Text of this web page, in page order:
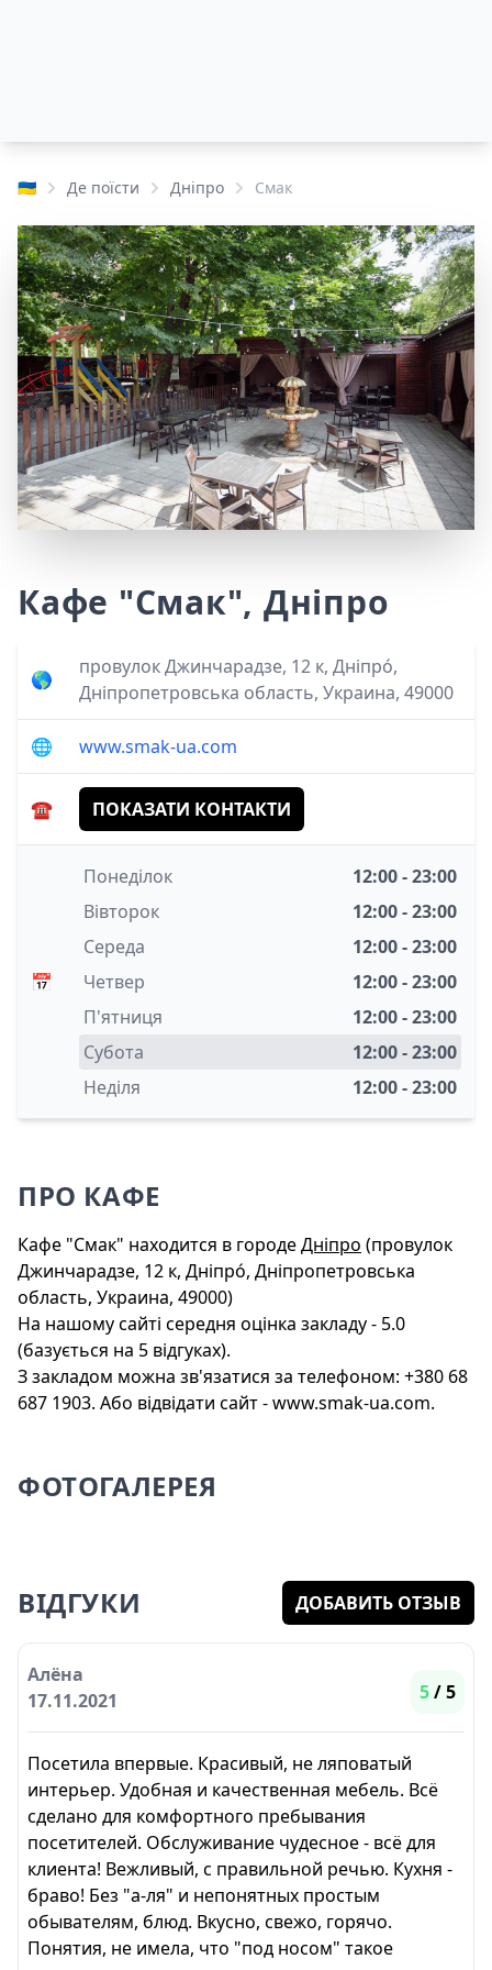
🇺🇦 Де поїсти Дніпро Смак
Кафе "Смак", Дніпро
🌎
провулок Джинчарадзе, 12 к, Дніпро́,
Дніпропетровська область, Украина, 49000
🌐 www.smak-ua.com
☎️ ПОКАЗАТИ КОНТАКТИ
📅
Понеділок
12:00 - 23:00
Вівторок
12:00 - 23:00
Середа
12:00 - 23:00
Четвер
12:00 - 23:00
П'ятниця
12:00 - 23:00
Субота
12:00 - 23:00
Неділя
12:00 - 23:00
ПРО КАФЕ
Кафе "Смак" находится в городеДніпро (провулок
Джинчарадзе, 12 к, Дніпро́, Дніпропетровська
область, Украина, 49000)
На нашому сайті середня оцінка закладу - 5.0
(базується на 5 відгуках).
З закладом можна зв'язатися за телефоном: +380 68
687 1903. Або відвідати сайт - www.smak-ua.com.
ФОТОГАЛЕРЕЯ
ВІДГУКИ ДОБАВИТЬ ОТЗЫВ
Алёна
17.11.2021
5/ 5
Посетила впервые. Красивый, не ляповатый
интерьер. Удобная и качественная мебель. Всё
сделано для комфортного пребывания
посетителей. Обслуживание чудесное - всё для
клиента! Вежливый, с правильной речью. Кухня -
браво! Без "а-ля" и непонятных простым
обывателям, блюд. Вкусно, свежо, горячо.
Понятия, не имела, что "под носом" такое